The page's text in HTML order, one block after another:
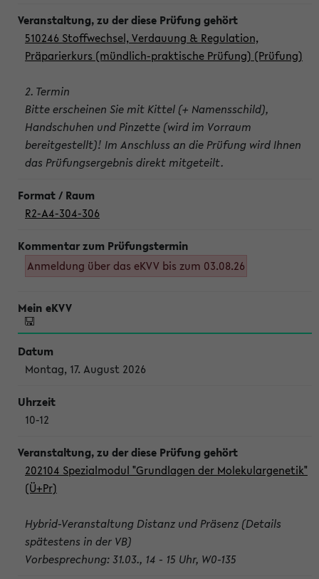
510246 Stoffwechsel, Verdauung & Regulation,
Präparierkurs (mündlich-praktische Prüfung) (Prüfung)
2. Termin
Bitte erscheinen Sie mit Kittel (+ Namensschild),
Handschuhen und Pinzette (wird im Vorraum
bereitgestellt)! Im Anschluss an die Prüfung wird Ihnen
das Prüfungsergebnis direkt mitgeteilt.
R2-A4-304-306
Anmeldung über das eKVV bis zum 03.08.26
Montag, 17. August 2026
10-12
202104 Spezialmodul "Grundlagen der Molekulargenetik"
(Ü+Pr)
Hybrid-Veranstaltung Distanz und Präsenz (Details
spätestens in der VB)
Vorbesprechung: 31.03., 14 - 15 Uhr, W0-135